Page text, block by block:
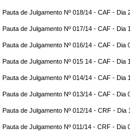
Pauta de Julgamento Nº 018/14 - CAF - Dia
Pauta de Julgamento Nº 017/14 - CAF - Dia
Pauta de Julgamento Nº 016/14 - CAF - Dia
Pauta de Julgamento Nº 015 14 - CAF - Dia
Pauta de Julgamento Nº 014/14 - CAF - Dia
Pauta de Julgamento Nº 013/14 - CAF - Dia
Pauta de Julgamento Nº 012/14 - CRF - Dia
Pauta de Julgamento Nº 011/14 - CRF - Dia